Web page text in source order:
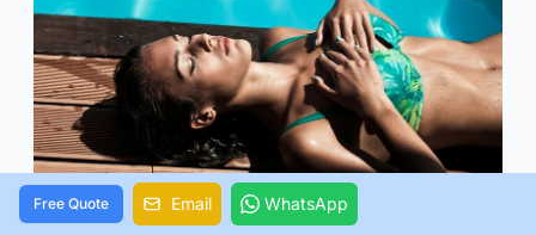
Free Quote Email WhatsApp